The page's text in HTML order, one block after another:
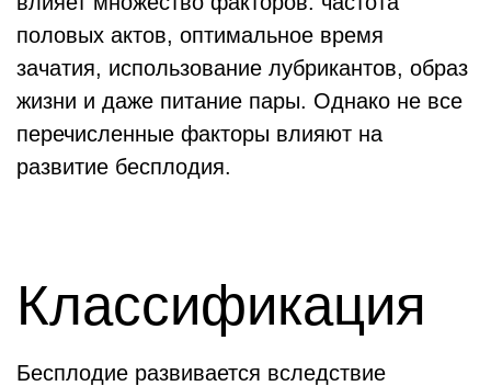
половых актов, оптимальное время
зачатия, использование лубрикантов, образ
жизни и даже питание пары. Однако не все
перечисленные факторы влияют на
развитие бесплодия.
Классификация
Бесплодие развивается вследствие